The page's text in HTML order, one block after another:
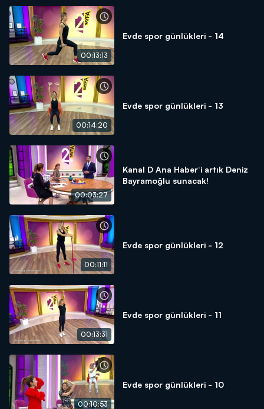
00:13:13
Evde spor günlükleri - 14
00:14:20
Evde spor günlükleri - 13
00:03:27
Kanal D Ana Haber‘i artık Deniz
Bayramoğlu sunacak!
00:11:11
Evde spor günlükleri - 12
00:13:31
Evde spor günlükleri - 11
00:10:53
Evde spor günlükleri - 10